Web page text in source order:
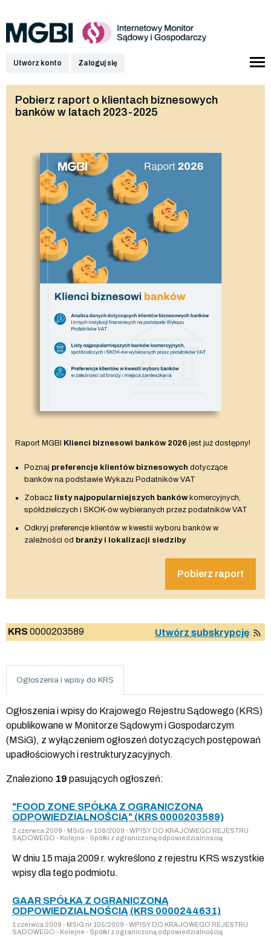
Utwórz konto Zaloguj się
Pobierz raport o klientach biznesowych
banków w latach 2023-2025
Raport MGBI Klienci biznesowi banków 2026 jest już dostępny!
Poznaj preferencje klientów biznesowych dotyczące
banków na podstawie Wykazu Podatników VAT
Zobacz listy najpopularniejszych bankówkomercyjnych,
spółdzielczych i SKOK-ów wybieranych przez podatników VAT
Odkryj preferencje klientów w kwestii wyboru banków w
zależności od branży i lokalizacji siedziby
Pobierz raport
KRS0000203589 Utwórz subskrypcję
Ogłoszenia i wpisy do KRS
Ogłoszenia i wpisy do Krajowego Rejestru Sądowego (KRS)
opublikowane w Monitorze Sądowym i Gospodarczym
(MSiG), z wyłączeniem ogłoszeń dotyczących postępowań
upadłościowych i restrukturyzacyjnych.
Znaleziono 19 pasujących ogłoszeń:
"FOOD ZONE SPÓŁKA Z OGRANICZONĄ
ODPOWIEDZIALNOŚCIĄ" (KRS 0000203589)
2 czerwca 2009 - MSiG nr 106/2009 - WPISY DO KRAJOWEGO REJESTRU
SĄDOWEGO - Kolejne - Spółki z ograniczoną odpowiedzialnością
W dniu 15 maja 2009 r. wykreślono z rejestru KRS wszystkie
wpisy dla tego podmiotu.
GAAR SPÓŁKA Z OGRANICZONĄ
ODPOWIEDZIALNOŚCIĄ (KRS 0000244631)
1 czerwca 2009 - MSiG nr 105/2009 - WPISY DO KRAJOWEGO REJESTRU
SĄDOWEGO - Kolejne - Spółki z ograniczoną odpowiedzialnością